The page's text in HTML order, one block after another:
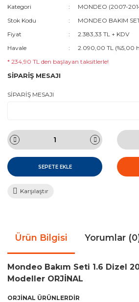
Kategori MONDEO (2007-
Stok Kodu
MONDEO BAKIM
Fiyat
2.383,33 TL + KDV
Havale
2.090,00 TL (%5,00
* 234,90 TL den başlayan taksitlerle!
SİPARİŞ MESAJI
SİPARİŞ MESAJI
SEPETE EKLE
Karşılaştır
Ürün Bilgisi Yorumlar
Mondeo Bakım Seti 1.6 Dizel
Modeller ORJİNAL
ORJİNAL ÜRÜNLERDİR